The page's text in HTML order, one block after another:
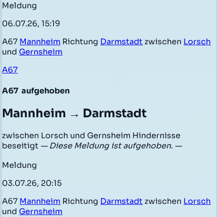
Meldung
06.07.26, 15:19
A67 Mannheim Richtung Darmstadt zwischen Lorsch
und Gernsheim
A67
A67 aufgehoben
Mannheim → Darmstadt
zwischen Lorsch und Gernsheim Hindernisse
beseitigt — Diese Meldung ist aufgehoben. —
Meldung
03.07.26, 20:15
A67 Mannheim Richtung Darmstadt zwischen Lorsch
und Gernsheim